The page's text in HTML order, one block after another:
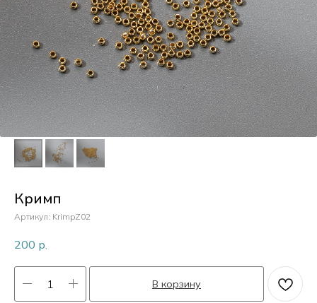
Бусины
Пластик
Перламутр
Жемчуг
Кримп
Артикул: KrimpZ02
200 р.
В корзину